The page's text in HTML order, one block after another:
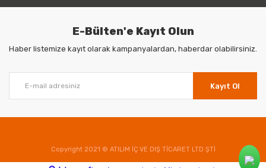
E-Bülten'e Kayıt Olun
Haber listemize kayıt olarak kampanyalardan, haberdar olabilirsiniz.
Kayıt Ol
Copyright 2021 © ATILIM İÇ VE DIŞ TİCARET LTD ŞTİ